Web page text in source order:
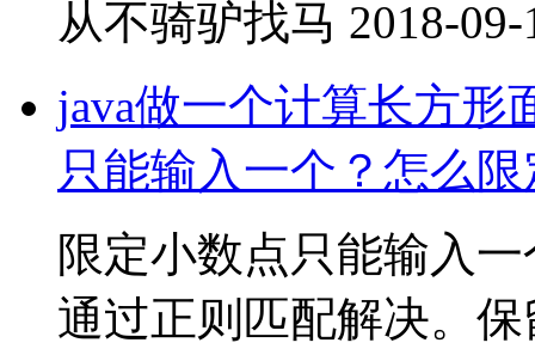
从不骑驴找马 2018-
java做一个计算长方形
只能输入一个？怎么
限定小数点只能输入
通过正则匹配解决。